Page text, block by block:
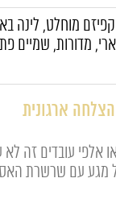
מוחלט, לינה
מדורות, שמיים
ארגונית
מגע עם שרשרת